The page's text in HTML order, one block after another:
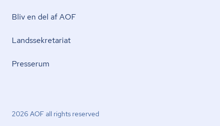
Bliv en del af AOF
Lands­se­kre­ta­ri­at
Presserum
2026 AOF all rights reserved